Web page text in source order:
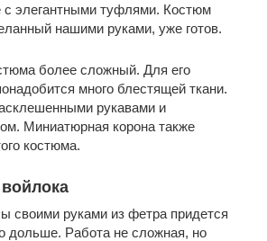
с элегантными туфлями. Костюм
нашими руками, уже готов.
более сложный. Для его
много блестящей ткани.
рукавами и
Миниатюрная корона также
костюма.
своими руками из фетра придется
дольше. Работа не сложная, но